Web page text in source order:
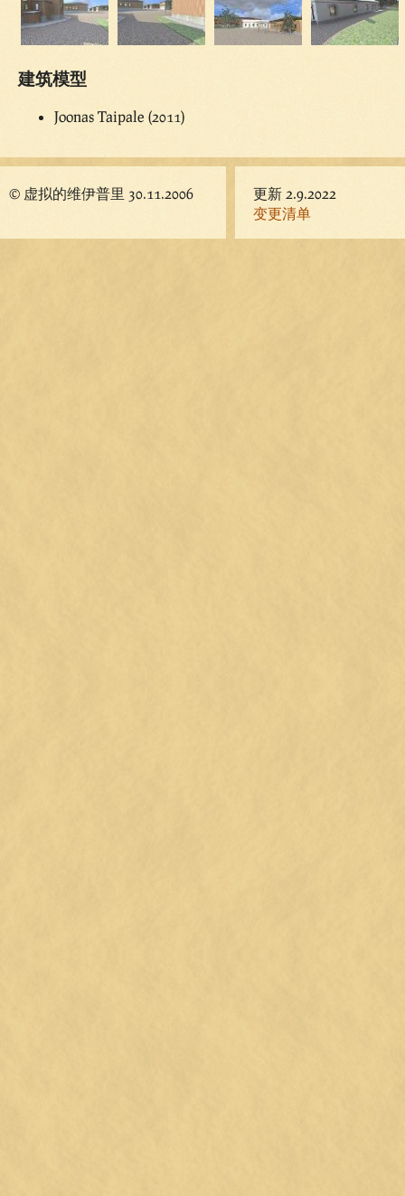
建筑模型
Joonas Taipale (2011)
© 虚拟的维伊普里 30.11.2006
更新 2.9.2022
变更清单